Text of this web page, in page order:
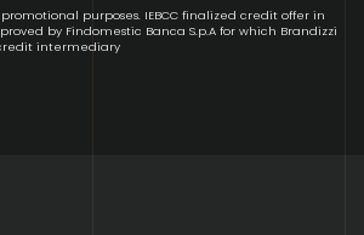
purposes. IEBCC finalized credit offer in
by Findomestic Banca S.p.A for which Brandizzi
intermediary